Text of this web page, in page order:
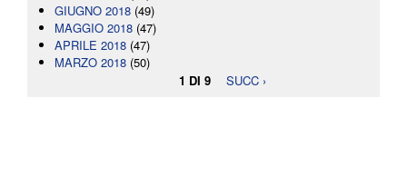
GIUGNO 2018 (49)
MAGGIO 2018 (47)
APRILE 2018 (47)
MARZO 2018 (50)
1 DI 9
SUCC ›